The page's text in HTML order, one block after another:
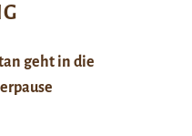
geht in die